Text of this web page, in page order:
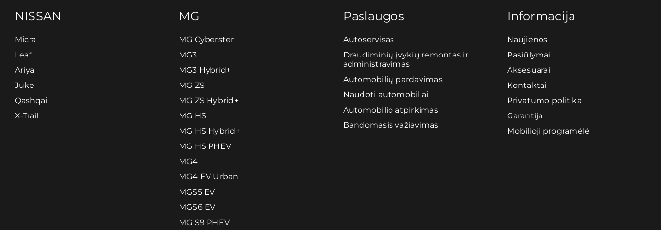
NISSAN
Micra
Leaf
Ariya
Juke
Qashqai
X-Trail
MG
MG Cyberster
MG3
MG3 Hybrid+
MG ZS
MG ZS Hybrid+
MG HS
MG HS Hybrid+
MG HS PHEV
MG4
MG4 EV Urban
MGS5 EV
MGS6 EV
MG S9 PHEV
Paslaugos
Autoservisas
Draudiminių įvykių remontas ir
administravimas
Automobilių pardavimas
Naudoti automobiliai
Automobilio atpirkimas
Bandomasis važiavimas
Informacija
Naujienos
Pasiūlymai
Aksesuarai
Kontaktai
Privatumo politika
Garantija
Mobilioji programėlė